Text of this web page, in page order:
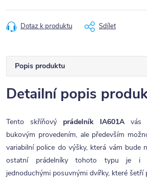
Dotaz k produktu Sdílet
Popis produktu
Detailní popis
Tento skříňový prádelník IA601Avás
bukovým provedením, ale především
variabilní police do výšky, která vám bude
ostatní prádelníky tohoto typu je i
jednoduchými posuvnými dvířky, které